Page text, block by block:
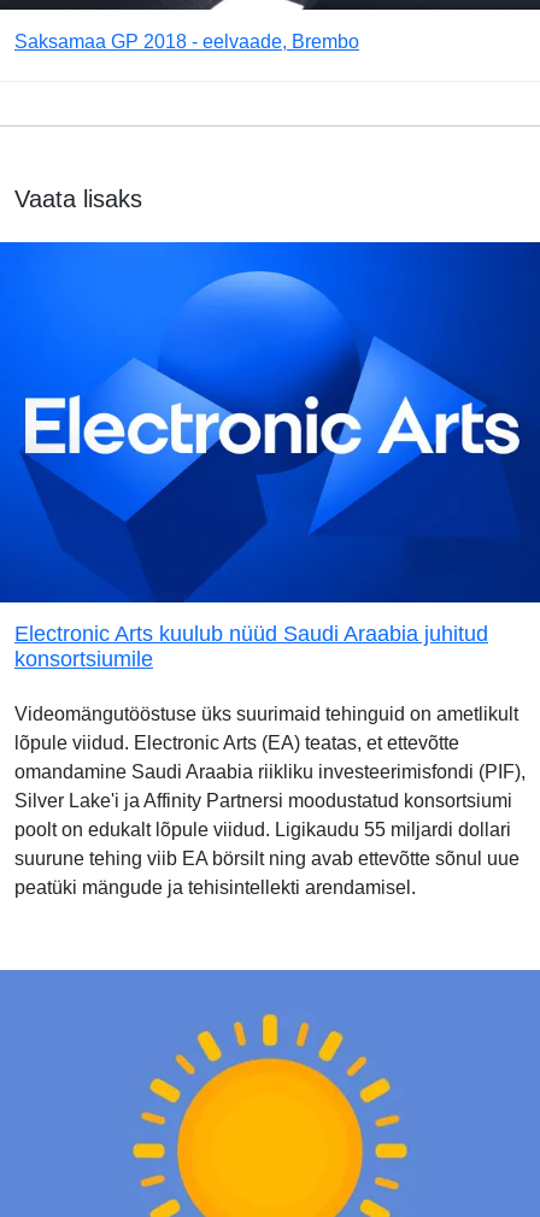
Saksamaa GP 2018 - eelvaade, Brembo
Vaata lisaks
Electronic Arts kuulub nüüd Saudi Araabia juhitud
konsortsiumile
Videomängutööstuse üks suurimaid tehinguid on ametlikult
lõpule viidud. Electronic Arts (EA) teatas, et ettevõtte
omandamine Saudi Araabia riikliku investeerimisfondi (PIF),
Silver Lake'i ja Affinity Partnersi moodustatud konsortsiumi
poolt on edukalt lõpule viidud. Ligikaudu 55 miljardi dollari
suurune tehing viib EA börsilt ning avab ettevõtte sõnul uue
peatüki mängude ja tehisintellekti arendamisel.